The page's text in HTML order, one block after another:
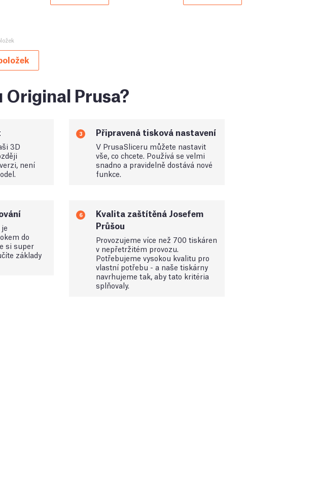
Prusa?
3D
není
3 Připravená tisková nastavení
V PrusaSliceru můžete nastavit
vše, co chcete. Používá se velmi
snadno a pravidelně dostává nové
funkce.
do
si super
základy
6
Kvalita zaštítěná Josefem
Průšou
Provozujeme více než 700 tiskáren
v nepřetržitém provozu.
Potřebujeme vysokou kvalitu pro
vlastní potřebu - a naše tiskárny
navrhujeme tak, aby tato kritéria
splňovaly.